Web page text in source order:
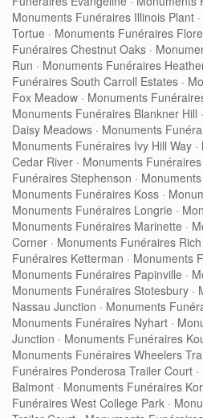
Monuments Funéraires Illinois Plant ·
Tortue · Monuments Funéraires
Funéraires Chestnut Oaks ·
Run · Monuments Funéraires
Funéraires South Carroll Estates ·
Fox Meadow · Monuments
Monuments Funéraires Blankner Hill ·
Daisy Meadows · Monuments
Monuments Funéraires Ivy Hill Way ·
Cedar River · Monuments
Funéraires Stephenson ·
Monuments Funéraires Koss ·
Monuments Funéraires Longrie ·
Monuments Funéraires Marinette ·
Corner · Monuments Funéraires
Funéraires Ketterman · Monuments
Monuments Funéraires Papinville ·
Monuments Funéraires Stotesbury ·
Nassau Junction · Monuments
Monuments Funéraires Nyhart ·
Junction · Monuments Funéraires
Monuments Funéraires Wheelers
Funéraires Ponderosa Trailer Court ·
Balmont · Monuments Funéraires
Funéraires West College Park ·